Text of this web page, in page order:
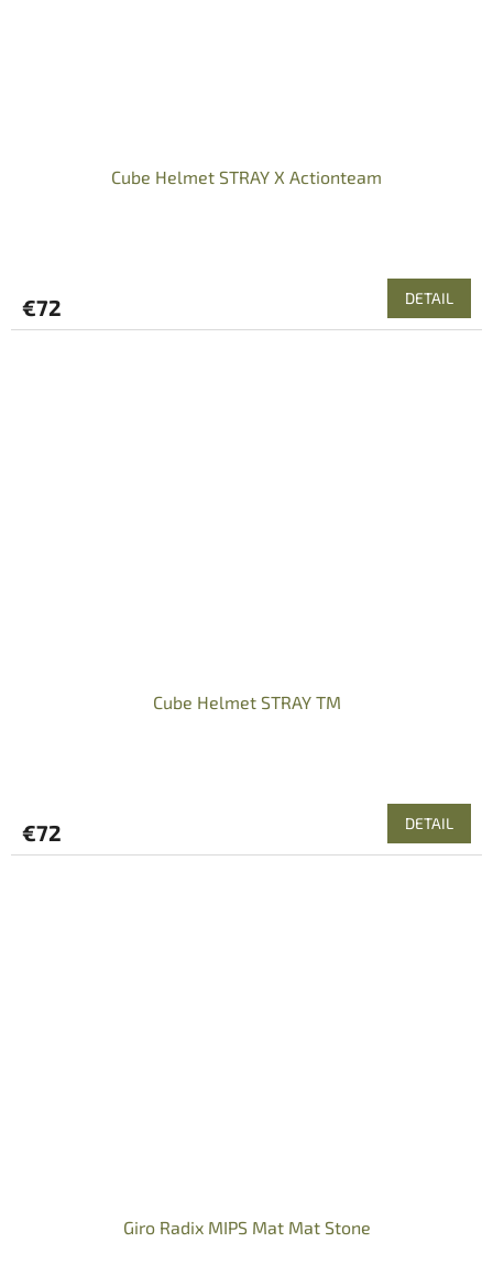
Cube Helmet STRAY X Actionteam
€72 DETAIL
Cube Helmet STRAY TM
€72 DETAIL
Giro Radix MIPS Mat Mat Stone